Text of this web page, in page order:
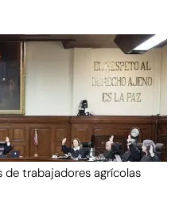
de trabajadores agrícolas